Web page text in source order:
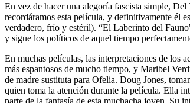
En vez de hacer una alegoría fascista simple,
recordáramos esta película, y definitivamente él
verdadero, frío y estéril). “El Laberinto del
y sigue los políticos de aquel tiempo
En muchas películas, las interpretaciones de los
más espantosos de mucho tiempo, y Maribel
de madre sustituta para Ofelia. Doug Jones,
quien toma la atención durante la película. Ella
parte de la fantasía de esta muchacha joven. Su